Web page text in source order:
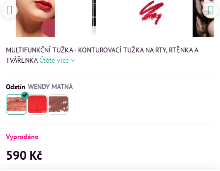
MULTIFUNKČNÍ TUŽKA - KONTUROVACÍ TUŽKA NA RTY, RTĚNKA A
TVÁŘENKAČtěte více
Odstín
Vyprodáno
590 Kč